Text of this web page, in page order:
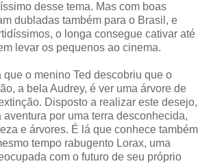
desse tema. Mas com boas
dubladas também para o Brasil, e
o longa consegue cativar até
levar os pequenos ao cinema.
que o menino Ted descobriu que o
a bela Audrey, é ver uma árvore de
Disposto a realizar este desejo,
por uma terra desconhecida,
e árvores. É lá que conhece também
tempo rabugento Lorax, uma
com o futuro de seu próprio